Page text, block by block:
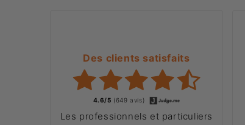
Des clients satisfaits
4.6/5 (649 avis)
Les professionnels et particuliers